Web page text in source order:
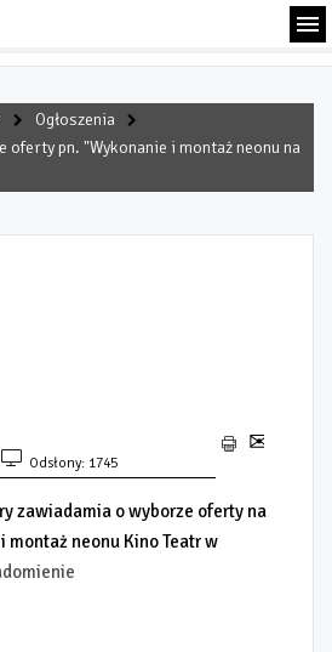
Ogłoszenia
oferty pn. "Wykonanie i montaż neonu na
Odsłony: 1745
zawiadamia o wyborze oferty na
montaż neonu Kino Teatr w